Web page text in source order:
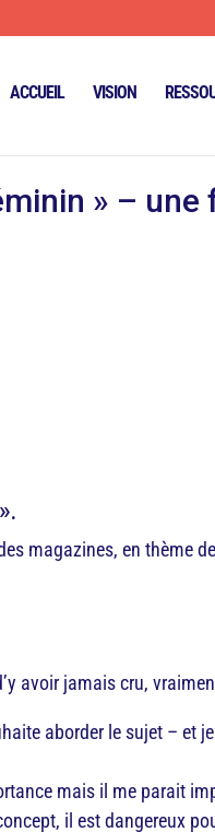
ACCUEIL VISION
» – une
magazines, en thème
avoir jamais cru,
aborder le sujet – et
mais il me parait
il est dangereux